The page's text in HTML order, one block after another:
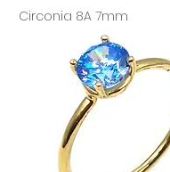
Circonia 8A 7mm